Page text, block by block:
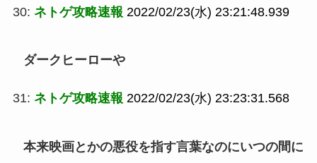
30: ネトゲ攻略速報 2022/02/23(水) 23:21:48.939
ダークヒーローや
31: ネトゲ攻略速報 2022/02/23(水) 23:23:31.568
本来映画とかの悪役を指す言葉なのにいつの間に